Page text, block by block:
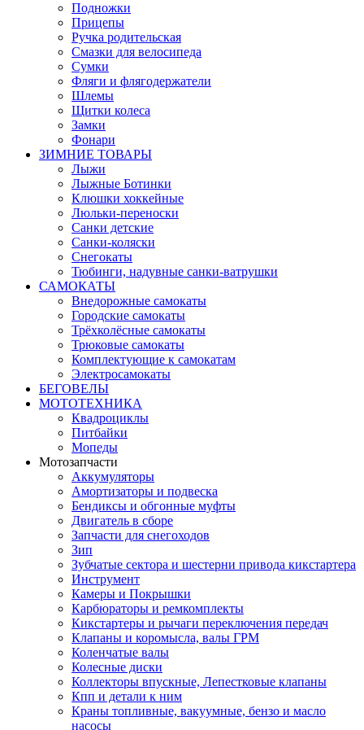
Подножки
Прицепы
Ручка родительская
Смазки для велосипеда
Сумки
Фляги и флягодержатели
Шлемы
Щитки колеса
Замки
Фонари
ЗИМНИЕ ТОВАРЫ
Лыжи
Лыжные Ботинки
Клюшки хоккейные
Люльки-переноски
Санки детские
Санки-коляски
Снегокаты
Тюбинги, надувные санки-ватрушки
САМОКАТЫ
Внедорожные самокаты
Городские самокаты
Трёхколёсные самокаты
Трюковые самокаты
Комплектующие к самокатам
Электросамокаты
БЕГОВЕЛЫ
МОТОТЕХНИКА
Квадроциклы
Питбайки
Мопеды
Мотозапчасти
Аккумуляторы
Амортизаторы и подвеска
Бендиксы и обгонные муфты
Двигатель в сборе
Запчасти для снегоходов
Зип
Зубчатые сектора и шестерни привода кикстартера
Инструмент
Камеры и Покрышки
Карбюраторы и ремкомплекты
Кикстартеры и рычаги переключения передач
Клапаны и коромысла, валы ГРМ
Коленчатые валы
Колесные диски
Коллекторы впускные, Лепестковые клапаны
Кпп и детали к ним
Краны топливные, вакуумные, бензо и масло
насосы